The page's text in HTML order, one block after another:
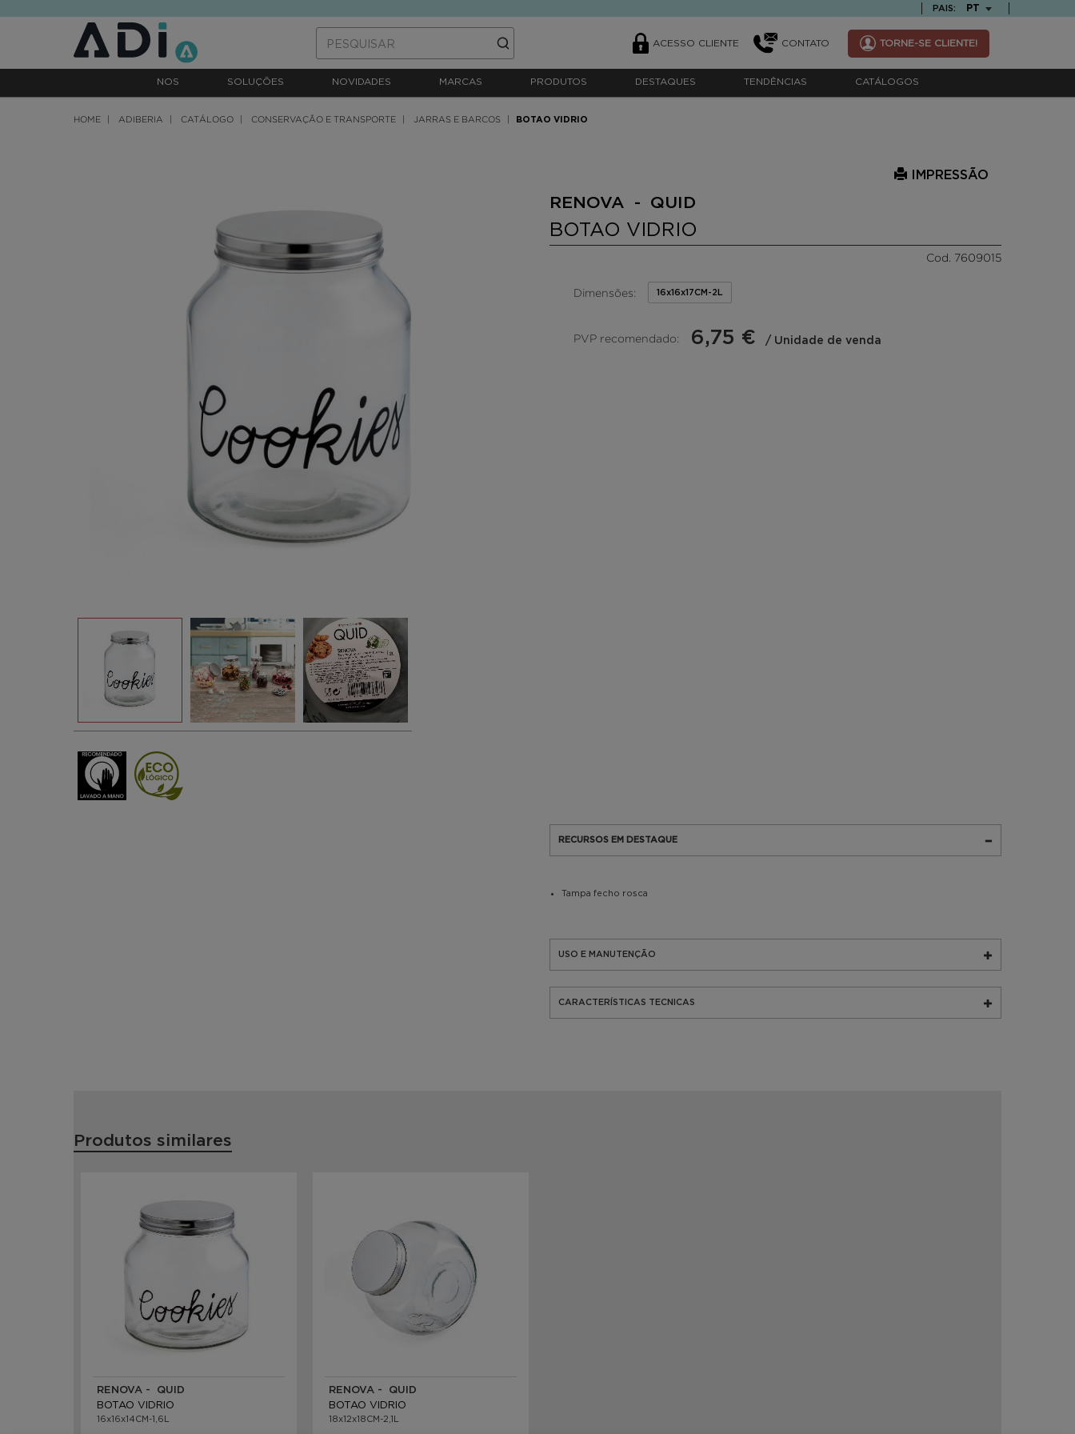
PAIS: TEXT.LANGUAGE
PT
ACESSO CLIENTE CONTATO TORNE-SE CLIENTE!
NOS SOLUÇÕES NOVIDADES MARCAS PRODUTOS DESTAQUES TENDÊNCIAS CATÁLOGOS
HOME ADIBERIA CATÁLOGO CONSERVAÇÃO E TRANSPORTE JARRAS E BARCOS BOTAO VIDRIO
IMPRESSÃO
RENOVA - QUID
BOTAO VIDRIO
Cod. 7609015
Dimensões: 16x16x17CM-2L
PVP recomendado: 6,75 € / Unidade de venda
RECURSOS EM DESTAQUE
Tampa fecho rosca
USO E MANUTENÇÃO
CARACTERÍSTICAS TECNICAS
Produtos similares
RENOVA - QUID
BOTAO VIDRIO
16x16x14CM-1,6L
RENOVA - QUID
BOTAO VIDRIO
18x12x18CM-2,1L